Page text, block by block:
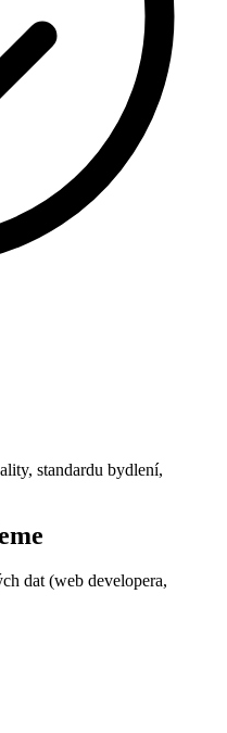
standardu bydlení,
dat (web developera,